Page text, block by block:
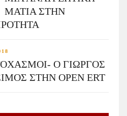
ΜΑΤΙΑ ΣΤΗΝ
Ο ΓΙΩΡΓΟΣ
ΣΤΗΝ OPEN ERT